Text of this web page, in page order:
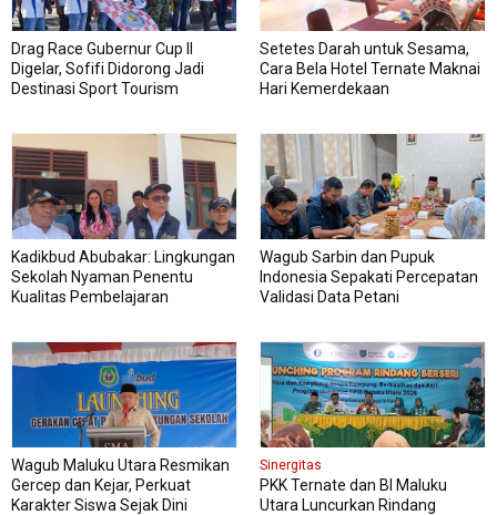
Drag Race Gubernur Cup II
Digelar, Sofifi Didorong Jadi
Destinasi Sport Tourism
Setetes Darah untuk Sesama,
Cara Bela Hotel Ternate Maknai
Hari Kemerdekaan
Kadikbud Abubakar: Lingkungan
Sekolah Nyaman Penentu
Kualitas Pembelajaran
Wagub Sarbin dan Pupuk
Indonesia Sepakati Percepatan
Validasi Data Petani
Wagub Maluku Utara Resmikan
Gercep dan Kejar, Perkuat
Karakter Siswa Sejak Dini
Sinergitas
PKK Ternate dan BI Maluku
Utara Luncurkan Rindang